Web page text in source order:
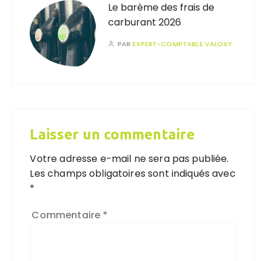
Le barème des frais de
carburant 2026
PAREXPERT-COMPTABLE VALOXY
Laisser un commentaire
Votre adresse e-mail ne sera pas publiée.
Les champs obligatoires sont indiqués avec
*
Commentaire *